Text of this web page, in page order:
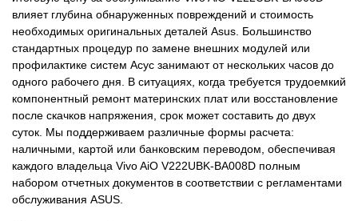
влияет глубина обнаруженных повреждений и стоимость
необходимых оригинальных деталей Asus. Большинство
стандартных процедур по замене внешних модулей или
профилактике систем Асус занимают от нескольких часов до
одного рабочего дня. В ситуациях, когда требуется трудоемкий
компонентный ремонт материнских плат или восстановление
после скачков напряжения, срок может составить до двух
суток. Мы поддерживаем различные формы расчета:
наличными, картой или банковским переводом, обеспечивая
каждого владельца Vivo AiO V222UBK-BA008D полным
набором отчетных документов в соответствии с регламентами
обслуживания ASUS.